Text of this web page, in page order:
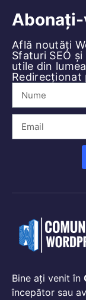
Află noutăți
Sfaturi SEO
utile din
Redirecționat
Bine ați venit în
începător sau